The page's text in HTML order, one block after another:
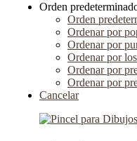
Orden
Orden
Ordenar por
Ordenar por
Ordenar por
Ordenar por
Ordenar por
Cancelar